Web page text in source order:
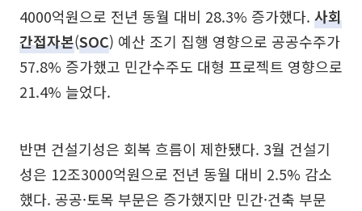
4000억원으로 전년 동월 대비 28.3% 증가했다. 사회
간접자본(SOC) 예산 조기 집행 영향으로 공공수주가
57.8% 증가했고 민간수주도 대형 프로젝트 영향으로
21.4% 늘었다.
반면 건설기성은 회복 흐름이 제한됐다. 3월 건설기
성은 12조3000억원으로 전년 동월 대비 2.5% 감소
했다. 공공·토목 부문은 증가했지만 민간·건축 부문